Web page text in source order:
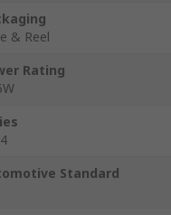
& Reel
Rating
Standard